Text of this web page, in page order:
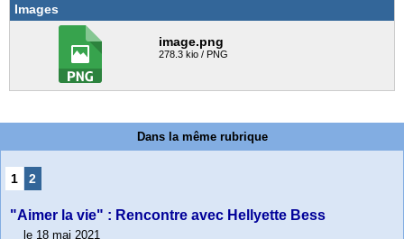
Images
image.png
278.3 kio / PNG
Dans la même rubrique
1 2
"Aimer la vie" : Rencontre avec Hellyette Bess
le 18 mai 2021